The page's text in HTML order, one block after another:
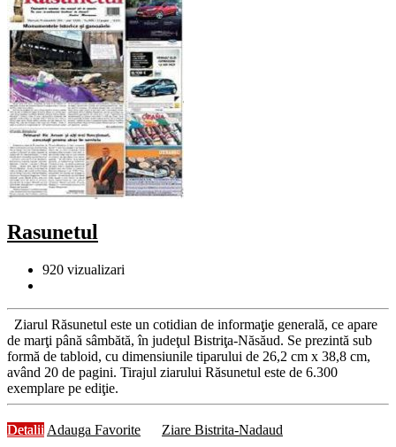
Rasunetul
920 vizualizari
Ziarul Răsunetul este un cotidian de informaţie generală, ce apare
de marţi până sâmbătă, în judeţul Bistriţa-Năsăud. Se prezintă sub
formă de tabloid, cu dimensiunile tiparului de 26,2 cm x 38,8 cm,
având 20 de pagini. Tirajul ziarului Răsunetul este de 6.300
exemplare pe ediţie.
Detalii Adauga Favorite Ziare Bistrita-Nadaud